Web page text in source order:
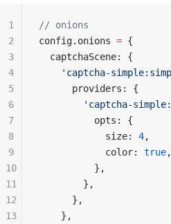
// onions
config.onions = {
  captchaScene: {
'captcha-
      providers: {
'captcha-
          opts: {
            size:
4,
            color:
true,
          },
        },
      },
    },
1
2
3
4
5
6
7
8
9
10
11
12
13